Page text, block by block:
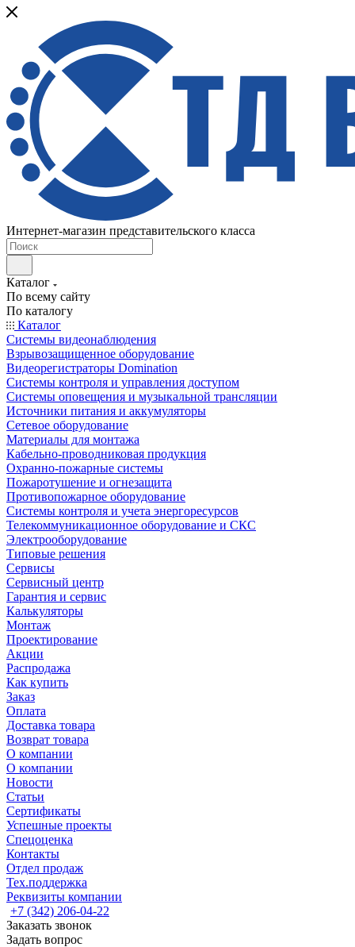
Интернет-магазин представительского класса
Каталог
По всему сайту
По каталогу
Каталог
Системы видеонаблюдения
Взрывозащищенное оборудование
Видеорегистраторы Domination
Системы контроля и управления доступом
Системы оповещения и музыкальной трансляции
Источники питания и аккумуляторы
Сетевое оборудование
Материалы для монтажа
Кабельно-проводниковая продукция
Охранно-пожарные системы
Пожаротушение и огнезащита
Противопожарное оборудование
Системы контроля и учета энергоресурсов
Телекоммуникационное оборудование и СКС
Электрооборудование
Типовые решения
Сервисы
Сервисный центр
Гарантия и сервис
Калькуляторы
Монтаж
Проектирование
Акции
Распродажа
Как купить
Заказ
Оплата
Доставка товара
Возврат товара
О компании
О компании
Новости
Статьи
Сертификаты
Успешные проекты
Спецоценка
Контакты
Отдел продаж
Тех.поддержка
Реквизиты компании
+7 (342) 206-04-22
Заказать звонок
Задать вопрос